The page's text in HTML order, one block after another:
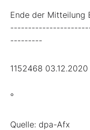
Ende der Mitteilung
---------
1152468 03.12.2020
°
Quelle: dpa-Afx